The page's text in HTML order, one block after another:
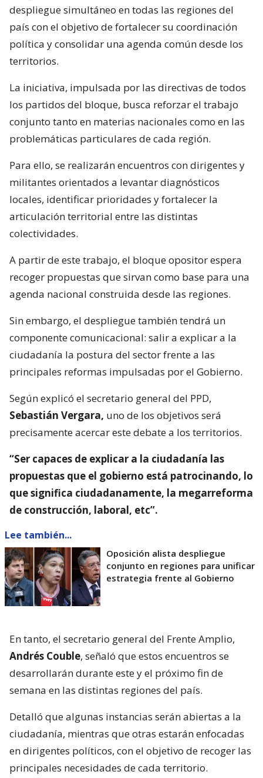
despliegue simultáneo en todas las regiones del
país con el objetivo de fortalecer su coordinación
política y consolidar una agenda común desde los
territorios.
La iniciativa, impulsada por las directivas de todos
los partidos del bloque, busca reforzar el trabajo
conjunto tanto en materias nacionales como en las
problemáticas particulares de cada región.
Para ello, se realizarán encuentros con dirigentes y
militantes orientados a levantar diagnósticos
locales, identificar prioridades y fortalecer la
articulación territorial entre las distintas
colectividades.
A partir de este trabajo, el bloque opositor espera
recoger propuestas que sirvan como base para una
agenda nacional construida desde las regiones.
Sin embargo, el despliegue también tendrá un
componente comunicacional: salir a explicar a la
ciudadanía la postura del sector frente a las
principales reformas impulsadas por el Gobierno.
Según explicó el secretario general del PPD,
Sebastián Vergara, uno de los objetivos será
precisamente acercar este debate a los territorios.
“Ser capaces de explicar a la ciudadanía las
propuestas que el gobierno está patrocinando, lo
que significa ciudadanamente, la megarreforma
de construcción, laboral, etc”.
Lee también...
Oposición alista despliegue
conjunto en regiones para unificar
estrategia frente al Gobierno
En tanto, el secretario general del Frente Amplio,
Andrés Couble, señaló que estos encuentros se
desarrollarán durante este y el próximo fin de
semana en las distintas regiones del país.
Detalló que algunas instancias serán abiertas a la
ciudadanía, mientras que otras estarán enfocadas
en dirigentes políticos, con el objetivo de recoger las
principales necesidades de cada territorio.